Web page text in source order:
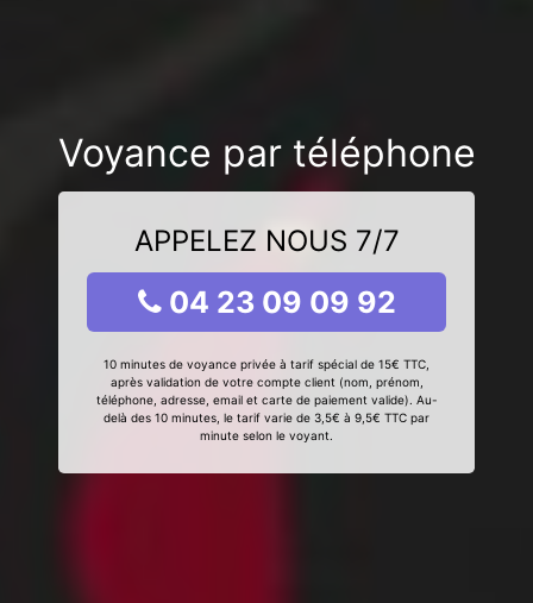
Voyance par téléphone
APPELEZ NOUS 7/7
04 23 09 09 92
10 minutes de voyance privée à tarif spécial de 15€ TTC,
après validation de votre compte client (nom, prénom,
téléphone, adresse, email et carte de paiement valide). Au-
delà des 10 minutes, le tarif varie de 3,5€ à 9,5€ TTC par
minute selon le voyant.